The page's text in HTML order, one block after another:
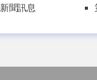
聞訊息